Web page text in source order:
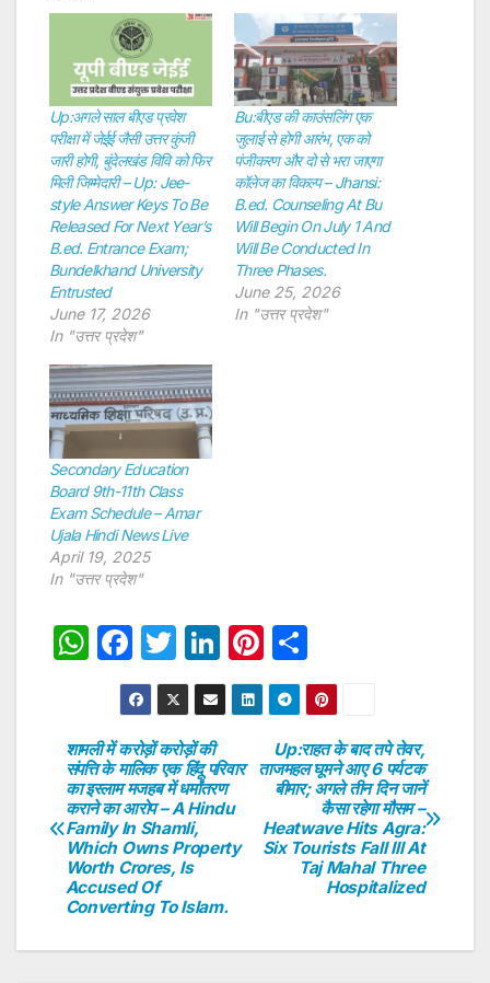
Up:अगले साल बीएड प्रवेश
परीक्षा में जेईई जैसी उत्तर कुंजी
जारी होगी, बुंदेलखंड विवि को फिर
मिली जिम्मेदारी – Up: Jee-
style Answer Keys To Be
Released For Next Year’s
B.ed. Entrance Exam;
Bundelkhand University
Entrusted
June 17, 2026
In "उत्तर प्रदेश"
Bu:बीएड की काउंसलिंग एक
जुलाई से होगी आरंभ, एक को
पंजीकरण और दो से भरा जाएगा
कॉलेज का विकल्प – Jhansi:
B.ed. Counseling At Bu
Will Begin On July 1 And
Will Be Conducted In
Three Phases.
June 25, 2026
In "उत्तर प्रदेश"
Secondary Education
Board 9th-11th Class
Exam Schedule – Amar
Ujala Hindi News Live
April 19, 2025
In "उत्तर प्रदेश"
W
s
A
p
p
F
a
c
e
b
o
o
k
T
w
itt
er
Li
n
k
dI
n
Pi
nt
er
e
st
h
ar
e
Post
navigation
Up:राहत के बाद तपे तेवर,
ताजमहल घूमने आए 6 पर्यटक
बीमार; अगले तीन दिन जानें
कैसा रहेगा मौसम –
Heatwave Hits Agra:
Six Tourists Fall Ill At
Taj Mahal Three
Hospitalized
शामली में करोड़ों करोड़ों की
संपत्ति के मालिक एक हिंदू परिवार
का इस्लाम मजहब में धर्मांतरण
कराने का आरोप – A Hindu
Family In Shamli,
Which Owns Property
Worth Crores, Is
Accused Of
Converting To Islam.